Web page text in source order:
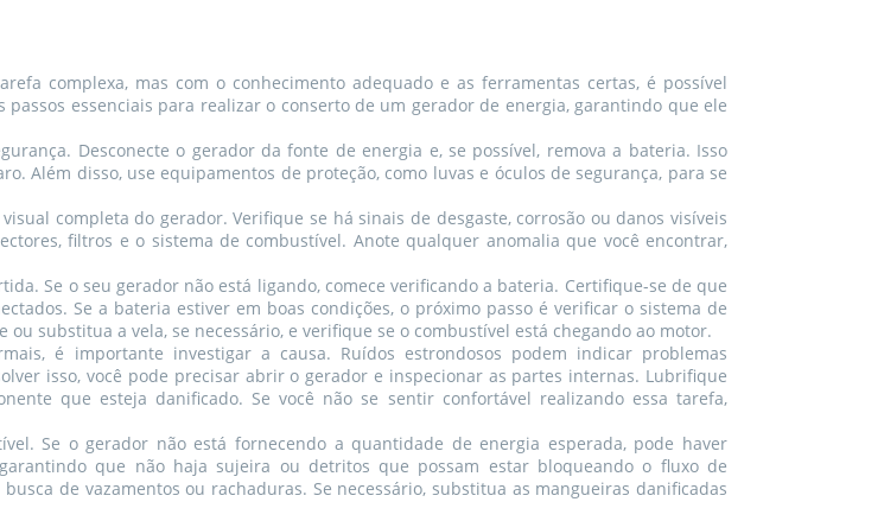
complexa, mas com o conhecimento adequado e as ferramentas certas, é possível
essenciais para realizar o conserto de um gerador de energia, garantindo que ele
Desconecte o gerador da fonte de energia e, se possível, remova a bateria. Isso
Além disso, use equipamentos de proteção, como luvas e óculos de segurança, para se
completa do gerador. Verifique se há sinais de desgaste, corrosão ou danos visíveis
filtros e o sistema de combustível. Anote qualquer anomalia que você encontrar,
Se o seu gerador não está ligando, comece verificando a bateria. Certifique-se de que
Se a bateria estiver em boas condições, o próximo passo é verificar o sistema de
substitua a vela, se necessário, e verifique se o combustível está chegando ao motor.
é importante investigar a causa. Ruídos estrondosos podem indicar problemas
isso, você pode precisar abrir o gerador e inspecionar as partes internas. Lubrifique
que esteja danificado. Se você não se sentir confortável realizando essa tarefa,
Se o gerador não está fornecendo a quantidade de energia esperada, pode haver
que não haja sujeira ou detritos que possam estar bloqueando o fluxo de
de vazamentos ou rachaduras. Se necessário, substitua as mangueiras danificadas